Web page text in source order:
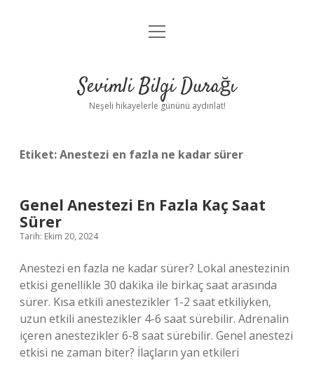
Anasayfa
Yasal Uyarı
menüyü
Sevimli Bilgi Durağı
Neşeli hikayelerle gününü aydınlat!
Etiket:Anestezi en fazla ne kadar sürer
Genel Anestezi En Fazla Kaç Saat
Sürer
Tarih: Ekim 20, 2024
Anestezi en fazla ne kadar sürer? Lokal anestezinin
etkisi genellikle 30 dakika ile birkaç saat arasında
sürer. Kısa etkili anestezikler 1-2 saat etkiliyken,
uzun etkili anestezikler 4-6 saat sürebilir. Adrenalin
içeren anestezikler 6-8 saat sürebilir. Genel anestezi
etkisi ne zaman biter? İlaçların yan etkileri